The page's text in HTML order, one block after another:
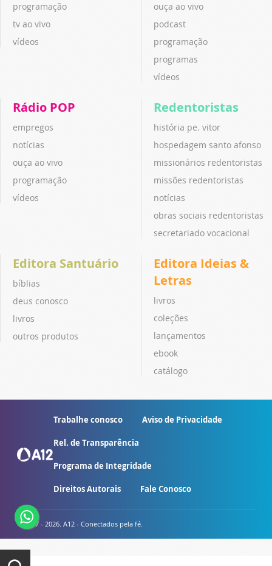
programação
tv ao vivo
vídeos
ouça ao vivo
podcast
programação
programas
vídeos
Rádio POP
empregos
notícias
ouça ao vivo
programação
vídeos
Redentoristas
história pe. vitor
hospedagem santo afonso
missionários redentoristas
missões redentoristas
notícias
obras sociais redentoristas
secretariado vocacional
Editora Santuário
bíblias
deus conosco
livros
outros produtos
Editora Ideias &
Letras
livros
coleções
lançamentos
ebook
catálogo
Trabalhe conosco Aviso de Privacidade
Rel. de Transparência
Programa de Integridade
Direitos Autorais Fale Conosco
© 2007 - 2026. A12 - Conectados pela fé.